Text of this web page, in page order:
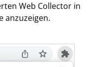
Web Collector in
anzuzeigen.